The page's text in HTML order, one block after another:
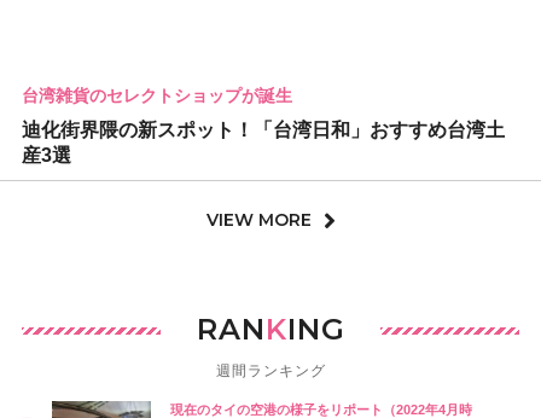
台湾雑貨のセレクトショップが誕生
迪化街界隈の新スポット！「台湾日和」おすすめ台湾土
産3選
VIEW MORE
RANKING
週間ランキング
現在のタイの空港の様子をリポート（2022年4月時